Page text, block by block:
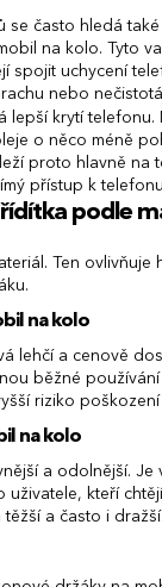
se často hledá
na kolo. Tyto
spojit uchycení
nebo
lepší krytí telefonu.
o něco méně
proto hlavně na
přístup k
podle
Ten
na kolo
lehčí a cenově
běžné
riziko
na kolo
a odolnější. Je
kteří
a často i dražší.